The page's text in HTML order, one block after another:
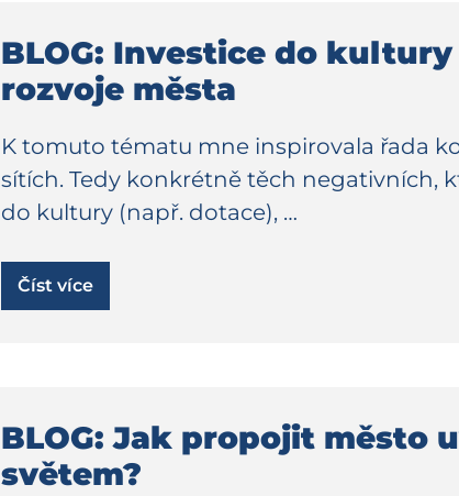
BLOG: Investice do
rozvoje města
K tomuto tématu mne inspirovala řada
sítích. Tedy konkrétně těch negativních,
do kultury (např. dotace), …
Číst více
BLOG: Jak propojit město
světem?